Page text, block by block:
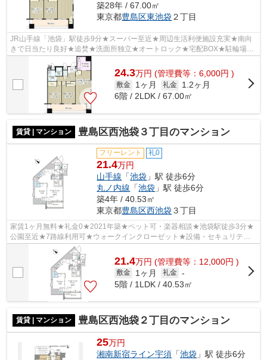
築28年 / 67.00㎡
東京都豊島区東池袋２丁目
JR山手線「池袋」駅徒歩9分★スーパー至近★周辺生活利便施設充実★南向
きで日当たり良好★追焚★洗面所独立★オートロック★宅配BOX★駐輪場1
台無料★
24.3万円 (管理費等：6,000円 )
敷金 1ヶ月 礼金
1.2ヶ月
6階 / 2LDK / 67.00㎡
賃貸 | マンション 豊島区西池袋３丁目のマンション
フリーレント 礼0
21.4万円
山手線 「池袋 」駅 徒歩6分
丸ノ内線 「池袋 」駅 徒歩6分
築4年 / 40.53㎡
東京都豊島区西池袋３丁目
家賃1ヶ月無料★礼金0★2021年築★ペット可・楽器相談★池袋駅徒歩3分★
公園至近★7路線利用可★ウォークインクローゼット★設備・セキュリティ
21.4万円 (管理費等：12,000円 )
敷金 1ヶ月 礼金 -
5階 / 1LDK / 40.53㎡
賃貸 | マンション 豊島区西池袋２丁目のマンション
25万円
湘南新宿ライン宇須 「池袋 」駅 徒歩6分